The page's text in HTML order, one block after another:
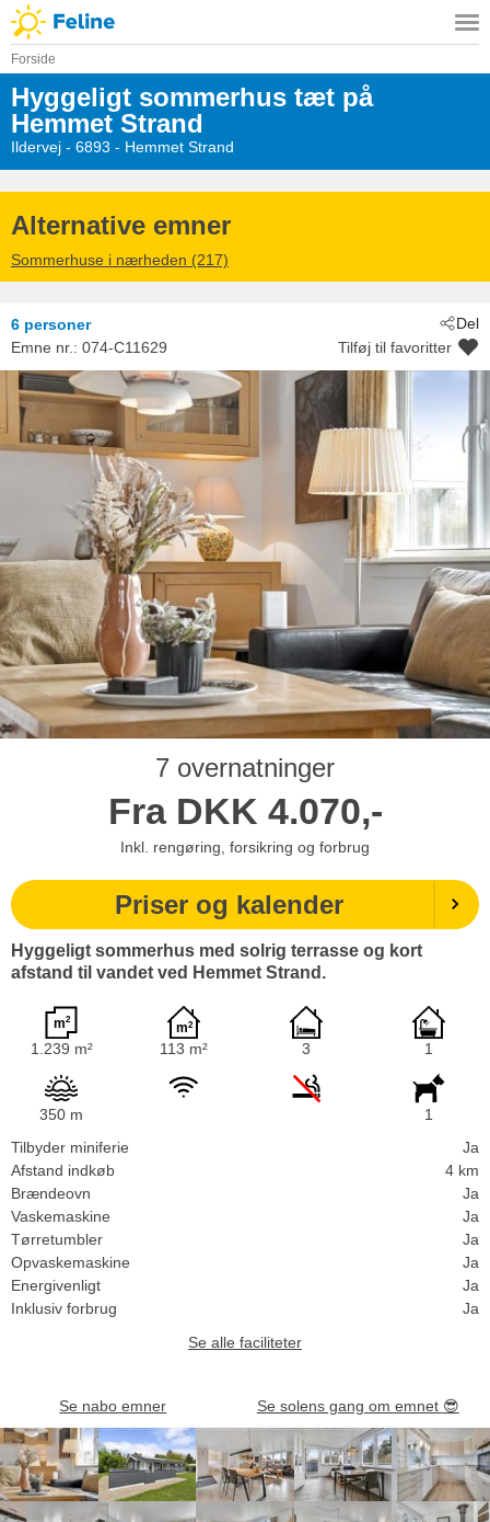
Forside
Hyggeligt sommerhus tæt på
Hemmet Strand
Ildervej - 6893 - Hemmet Strand
Alternative emner
Sommerhuse i nærheden (217)
Del
6 personer
Emne nr.: 074-C11629 Tilføj til favoritter
7 overnatninger
Fra DKK 4.070,-
Inkl. rengøring, forsikring og forbrug
Priser og kalender
Hyggeligt sommerhus med solrig terrasse og kort
afstand til vandet ved Hemmet Strand.
1.239 m² 113 m² 3 1
350 m
1
Tilbyder miniferie
Ja
Afstand indkøb
4 km
Brændeovn
Ja
Vaskemaskine
Ja
Tørretumbler
Ja
Opvaskemaskine
Ja
Energivenligt
Ja
Inklusiv forbrug
Ja
Se alle faciliteter
Se nabo emner Se solens gang om emnet 😎